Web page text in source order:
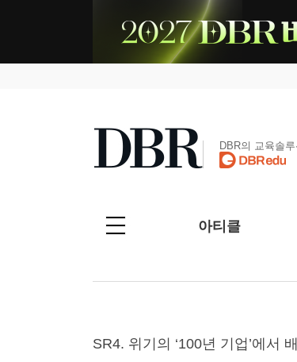
DBR의 교육솔루
아티클
SR4. 위기의 ‘100년 기업’에서